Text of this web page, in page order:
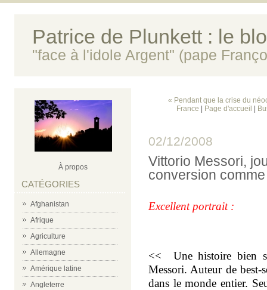
Patrice de Plunkett : le
"face à l'idole Argent" (pape
À propos
CATÉGORIES
Afghanistan
Afrique
Agriculture
Allemagne
Amérique latine
Angleterre
« Pendant que la crise du
France
Page d'accueil
02/12/2008
Vittorio Messori,
conversion
Excellent portrait :
<<
Une histoire bien
Messori. Auteur de best-
dans le monde entier.